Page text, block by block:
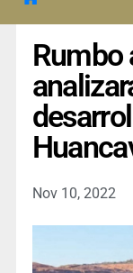
Rumbo
Nov 10, 2022